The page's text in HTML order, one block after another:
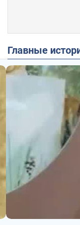
Главные